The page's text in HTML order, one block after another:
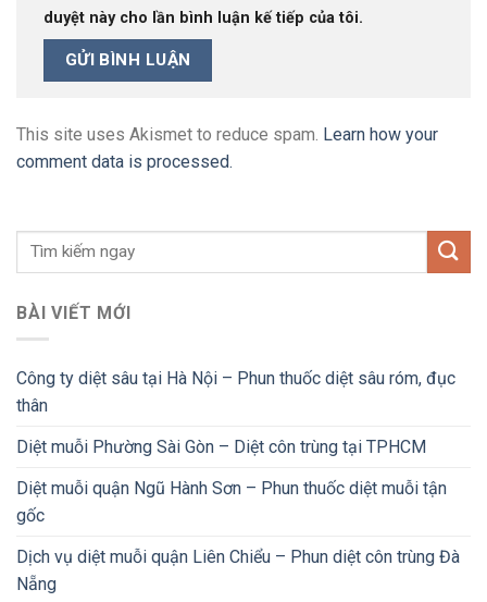
duyệt này cho lần bình luận kế tiếp của tôi.
This site uses Akismet to reduce spam. Learn how your
comment data is processed.
BÀI VIẾT MỚI
Công ty diệt sâu tại Hà Nội – Phun thuốc diệt sâu róm, đục
thân
Diệt muỗi Phường Sài Gòn – Diệt côn trùng tại TPHCM
Diệt muỗi quận Ngũ Hành Sơn – Phun thuốc diệt muỗi tận
gốc
Dịch vụ diệt muỗi quận Liên Chiểu – Phun diệt côn trùng Đà
Nẵng